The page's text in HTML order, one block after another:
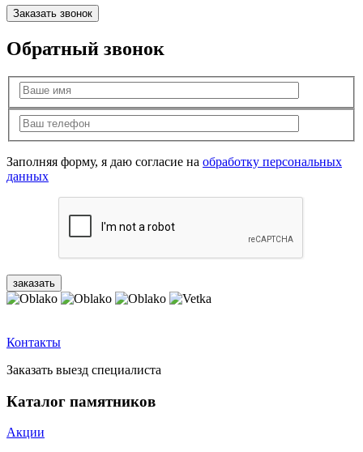
Заказать звонок
Обратный звонок
Заполняя форму, я даю согласие на обработку персональных
данных
Контакты
Заказать выезд специалиста
Каталог памятников
Акции